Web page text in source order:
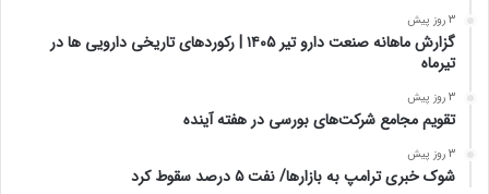
3 روز پیش
گزارش ماهانه صنعت دارو تیر ۱۴۰۵ | رکوردهای تاریخی دارویی ها در
تیرماه
3 روز پیش
تقویم مجامع شرکت‌های بورسی در هفته آینده
3 روز پیش
شوک خبری ترامپ به بازارها/ نفت ۵ درصد سقوط کرد